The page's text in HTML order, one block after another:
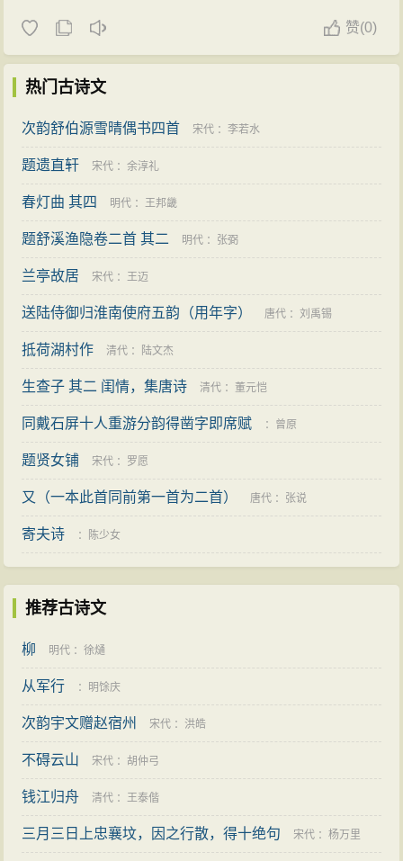
赞(0)
热门古诗文
次韵舒伯源雪晴偶书四首 宋代 ：李若水
题遗直轩 宋代 ：余淳礼
春灯曲 其四 明代 ：王邦畿
题舒溪渔隐卷二首 其二 明代 ： 张弼
兰亭故居 宋代 ：王迈
送陆侍御归淮南使府五韵（用年字） 唐代 ：刘禹锡
抵荷湖村作 清代 ： 陆文杰
生查子 其二 闺情，集唐诗 清代 ： 董元恺
同戴石屏十人重游分韵得凿字即席赋 ： 曾原
题贤女铺 宋代 ： 罗愿
又（一本此首同前第一首为二首） 唐代 ： 张说
寄夫诗 ： 陈少女
推荐古诗文
柳 明代 ：徐熥
从军行 ： 明馀庆
次韵宇文赠赵宿州 宋代 ： 洪皓
不碍云山 宋代 ：胡仲弓
钱江归舟 清代 ：王泰偕
三月三日上忠襄坟，因之行散，得十绝句 宋代 ：杨万里